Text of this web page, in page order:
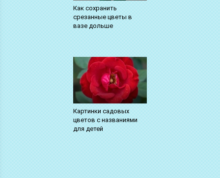
Как сохранить
срезанные цветы в
вазе дольше
Картинки садовых
цветов с названиями
для детей